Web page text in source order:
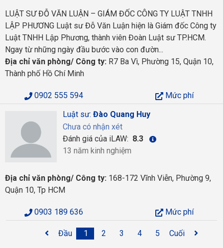
LUẬT SƯ ĐỖ VĂN LUẬN – GIÁM ĐỐC CÔNG TY LUẬT TNHH
LẬP PHƯƠNG Luật sư Đỗ Văn Luận hiện là Giám đốc Công ty
Luật TNHH Lập Phương, thành viên Đoàn Luật sư TP.HCM.
Ngay từ những ngày đầu bước vào con đườn...
Địa chỉ văn phòng/ Công ty: R7 Ba Vì, Phường 15, Quận 10,
Thành phố Hồ Chí Minh
0902 555 594
Mức phí
Luật sư: Đào Quang Huy
Chưa có nhận xét
Đánh giá của iLAW: 8.3
13 năm kinh nghiệm
Địa chỉ văn phòng/ Công ty: 168-172 Vĩnh Viễn, Phường 9,
Quận 10, Tp HCM
0903 189 636 Mức phí
Đầu 1 2 3 4 5 Cuối